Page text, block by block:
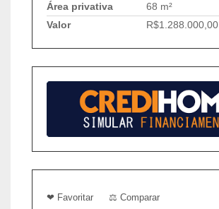
Área privativa
68 m²
Valor
R$1.288.000,00
❤ Favoritar ⚖ Comparar